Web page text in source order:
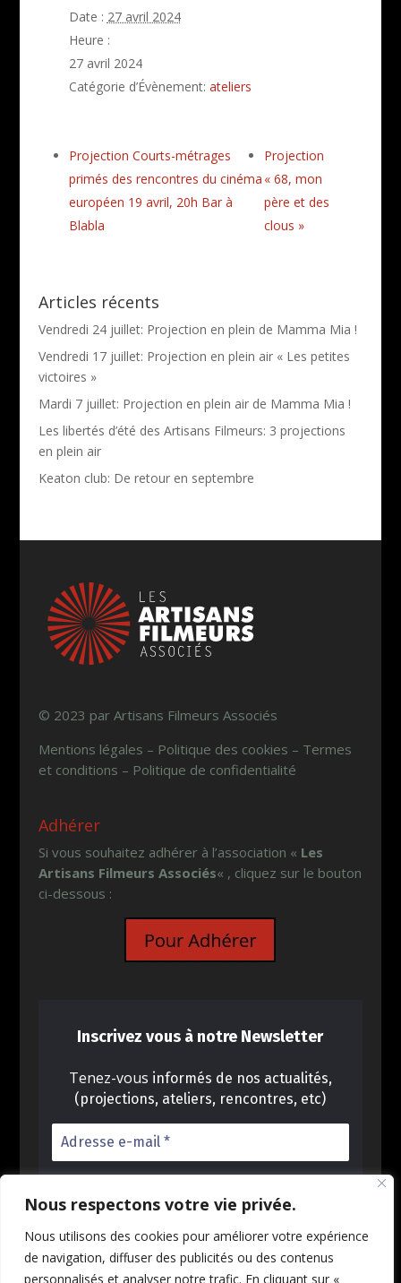
Nous respectons votre vie privée.
Nous utilisons des cookies pour améliorer votre expérience
de navigation, diffuser des publicités ou des contenus
personnalisés et analyser notre trafic. En cliquant sur «
Date : 27 avril 2024
Heure :
27 avril 2024
Catégorie d’Évènement: ateliers
Projection Courts-métrages
primés des rencontres du cinéma
européen 19 avril, 20h Bar à
Blabla
Projection
« 68, mon
père et des
clous »
Articles récents
Vendredi 24 juillet: Projection en plein de Mamma Mia !
Vendredi 17 juillet: Projection en plein air « Les petites
victoires »
Mardi 7 juillet: Projection en plein air de Mamma Mia !
Les libertés d’été des Artisans Filmeurs: 3 projections
en plein air
Keaton club: De retour en septembre
© 2023 par Artisans Filmeurs Associés
Mentions légales – Politique des cookies – Termes
et conditions – Politique de confidentialité
Adhérer
Si vous souhaitez adhérer à l’association « Les
Artisans Filmeurs Associés« , cliquez sur le bouton
ci-dessous :
Inscrivez vous à notre Newsletter
Tenez-vous informés de nos actualités,
(projections, ateliers, rencontres, etc)
Nous ne spammons pas ! Consultez notre
politique de confidentialité pour plus